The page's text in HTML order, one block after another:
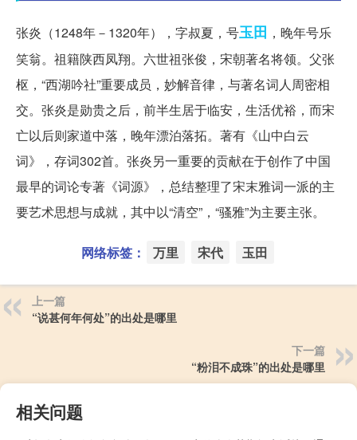
张炎（1248年－1320年），字叔夏，号玉田 ，晚年号乐
笑翁。祖籍陕西凤翔。六世祖张俊，宋朝著名将领。父张
枢，“西湖吟社”重要成员，妙解音律，与著名词人周密相
交。张炎是勋贵之后，前半生居于临安，生活优裕，而宋
亡以后则家道中落，晚年漂泊落拓。著有《山中白云
词》，存词302首。张炎另一重要的贡献在于创作了中国
最早的词论专著《词源》，总结整理了宋末雅词一派的主
要艺术思想与成就，其中以“清空”，“骚雅”为主要主张。
网络标签： 万里 宋代 玉田
上一篇
“说甚何年何处”的出处是哪里
下一篇
“粉泪不成珠”的出处是哪里
相关问题